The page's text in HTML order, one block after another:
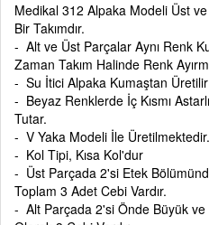
Medikal 312 Alpaka Modeli Üst
Bir Takımdır.
- Alt ve Üst Parçalar Aynı Renk
Zaman Takım Halinde Renk
- Su İtici Alpaka Kumaştan Üretilir
- Beyaz Renklerde İç Kısmı
Tutar.
- V Yaka Modeli İle Üretilmektedir.
- Kol Tipi, Kısa Kol'dur
- Üst Parçada 2'si Etek
Toplam 3 Adet Cebi Vardır.
- Alt Parçada 2'si Önde Büyük